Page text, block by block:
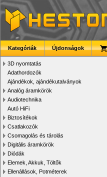
Kategóriák Újdonságok
3D nyomtatás
Adathordozók
Ajándékok, ajándékutalványok
Analóg áramkörök
Audiotechnika
Autó HiFi
Biztosítékok
Csatlakozók
Csomagolás és tárolás
Digitális áramkörök
Diódák
Elemek, Akkuk, Töltők
Ellenállások, Potméterek